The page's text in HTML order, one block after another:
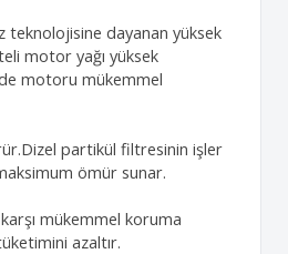
teknolojisine dayanan yüksek
motor yağı yüksek
motoru mükemmel
partikül filtresinin işler
ömür sunar.
mükemmel koruma
azaltır.